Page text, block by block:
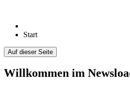
Start
Auf dieser Seite
Willkommen im